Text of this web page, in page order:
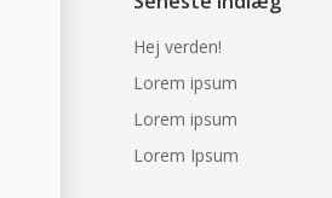
Hej verden!
Lorem ipsum
Lorem ipsum
Lorem Ipsum